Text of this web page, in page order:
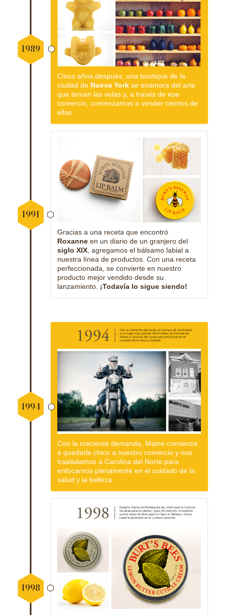
1989
Cinco años después, una boutique de la
ciudad de Nueva York se enamora del arte
que tenían las velas y, a través de ese
comercio, comenzamos a vender cientos de
ellas.
1991
Gracias a una receta que encontró
Roxanne en un diario de un granjero del
siglo XIX, agregamos el bálsamo labial a
nuestra línea de productos. Con una receta
perfeccionada, se convierte en nuestro
producto mejor vendido desde su
lanzamiento. ¡Todavía lo sigue siendo!
1994
Con la creciente demanda, Maine comienza
a quedarle chico a nuestro comercio y nos
trasladamos a Carolina del Norte para
enfocarnos plenamente en el cuidado de la
salud y la belleza.
1998